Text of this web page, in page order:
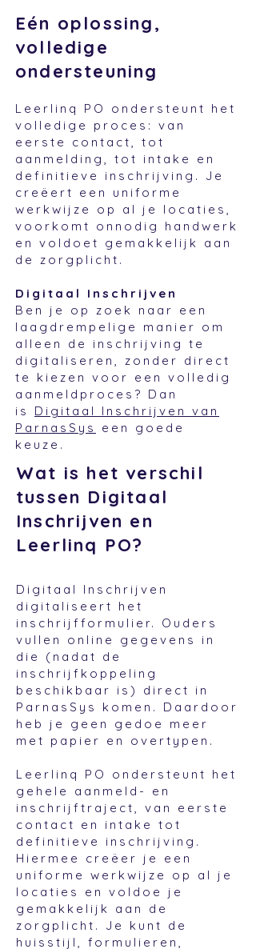
Eén oplossing,
volledige
ondersteuning
Leerlinq PO ondersteunt het
volledige proces: van
eerste contact, tot
aanmelding, tot intake en
definitieve inschrijving. Je
creëert een uniforme
werkwijze op al je locaties,
voorkomt onnodig handwerk
en voldoet gemakkelijk aan
de zorgplicht.
Digitaal Inschrijven
Ben je op zoek naar een
laagdrempelige manier om
alleen de inschrijving te
digitaliseren, zonder direct
te kiezen voor een volledig
aanmeldproces? Dan
is Digitaal Inschrijven van
ParnasSys
een goede
keuze.
Wat is het verschil
tussen Digitaal
Inschrijven en
Leerlinq PO?
Digitaal Inschrijven
digitaliseert het
inschrijfformulier. Ouders
vullen online gegevens in
die (nadat de
inschrijfkoppeling
beschikbaar is) direct in
ParnasSys komen. Daardoor
heb je geen gedoe meer
met papier en overtypen.
Leerlinq PO ondersteunt het
gehele aanmeld- en
inschrijftraject, van eerste
contact en intake tot
definitieve inschrijving.
Hiermee creëer je een
uniforme werkwijze op al je
locaties en voldoe je
gemakkelijk aan de
zorgplicht. Je kunt de
huisstijl, formulieren,